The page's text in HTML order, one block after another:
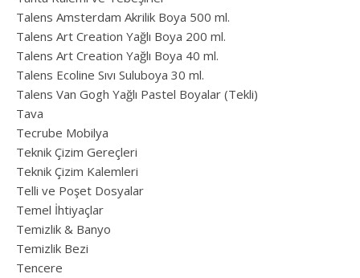
Talens Amsterdam Akrilik Boya 500 ml.
Talens Art Creation Yağlı Boya 200 ml.
Talens Art Creation Yağlı Boya 40 ml.
Talens Ecoline Sıvı Suluboya 30 ml.
Talens Van Gogh Yağlı Pastel Boyalar (Tekli)
Tava
Tecrube Mobilya
Teknik Çizim Gereçleri
Teknik Çizim Kalemleri
Telli ve Poşet Dosyalar
Temel İhtiyaçlar
Temizlik & Banyo
Temizlik Bezi
Tencere